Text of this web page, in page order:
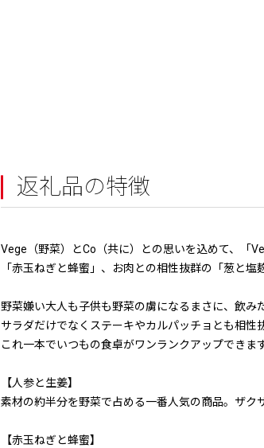
返礼品の特徴
Vege（野菜）とCo（共に）との思いを込めて、「
「赤玉ねぎと蜂蜜」、お肉との相性抜群の「葱と塩
野菜嫌い大人も子供も野菜の虜になるまさに、飲み
サラダだけでなくステーキやカルパッチョとも相性
これ一本でいつもの食卓がワンランクアップできます
【人参と生姜】
素材の約半分を野菜で占める一番人気の商品。ザク
【赤玉ねぎと蜂蜜】